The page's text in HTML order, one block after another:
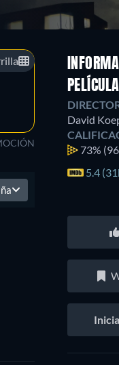
PELÍCULA
David
73%
5.4